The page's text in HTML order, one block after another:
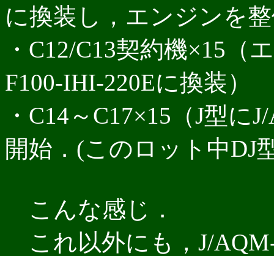
に換装し，エンジンを
・C12/C13契約機×15（
F100-IHI-220Eに換装）
・C14～C17×15（J型に
開始．(このロット中DJ
こんな感じ．
これ以外にも，J/